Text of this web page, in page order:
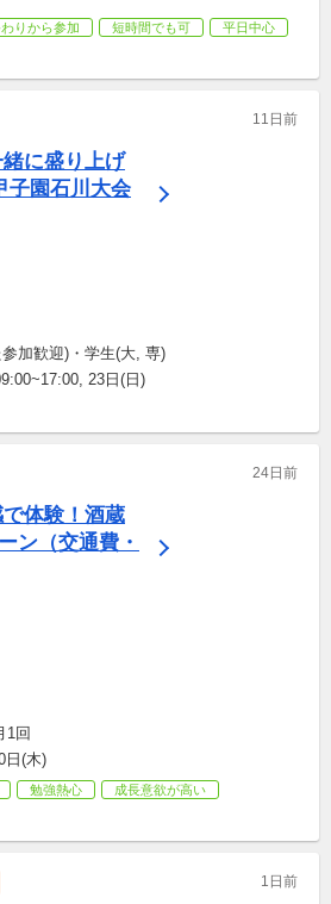
りから参加 短時間でも可
平日中心
11日前
に盛り上げ
子園石川大会
加歓迎)・学生(大, 専)
23日(日)
24日前
体験！酒蔵
ン（交通費・
1回
日(木)
勉強熱心
成長意欲が高い
1日前